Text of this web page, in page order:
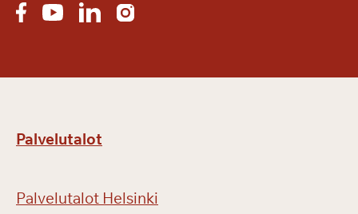
Palvelutalot
Palvelutalot Helsinki